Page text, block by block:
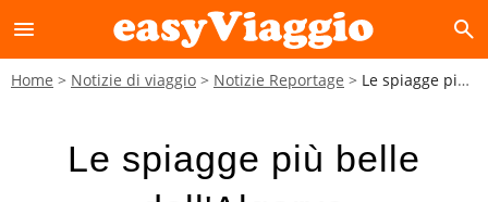
menu search
Home Notizie di viaggio Notizie Reportage Le spiagge più belle dell'Algarve
Le spiagge più belle